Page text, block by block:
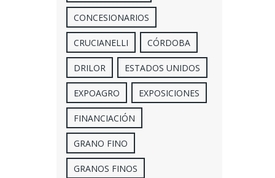
CONCESIONARIOS
CRUCIANELLI CÓRDOBA
DRILOR ESTADOS UNIDOS
EXPOAGRO EXPOSICIONES
FINANCIACIÓN
GRANO FINO
GRANOS FINOS